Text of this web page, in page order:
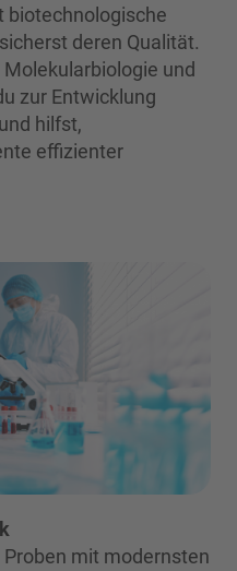
biotechnologische
deren Qualität.
und
zur Entwicklung
hilfst,
effizienter
mit modernsten